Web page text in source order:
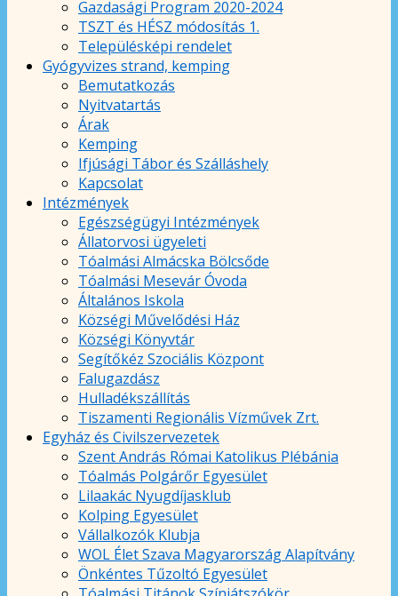
Gazdasági Program 2020-2024
TSZT és HÉSZ módosítás 1.
Településképi rendelet
Gyógyvizes strand, kemping
Bemutatkozás
Nyitvatartás
Árak
Kemping
Ifjúsági Tábor és Szálláshely
Kapcsolat
Intézmények
Egészségügyi Intézmények
Állatorvosi ügyeleti
Tóalmási Almácska Bölcsőde
Tóalmási Mesevár Óvoda
Általános Iskola
Községi Művelődési Ház
Községi Könyvtár
Segítőkéz Szociális Központ
Falugazdász
Hulladékszállítás
Tiszamenti Regionális Vízművek Zrt.
Egyház és Civilszervezetek
Szent András Római Katolikus Plébánia
Tóalmás Polgárőr Egyesület
Lilaakác Nyugdíjasklub
Kolping Egyesület
Vállalkozók Klubja
WOL Élet Szava Magyarország Alapítvány
Önkéntes Tűzoltó Egyesület